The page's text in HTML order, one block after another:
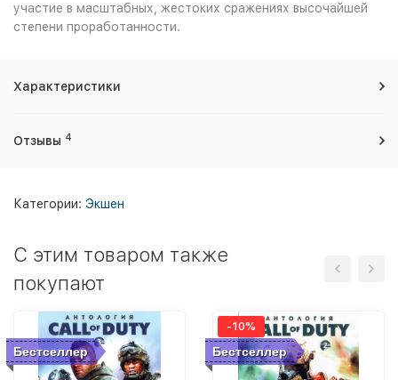
участие в масштабных, жестоких сражениях высочайшей
степени проработанности.
Характеристики
Отзывы 4
Категории: Экшен
C этим товаром также
покупают
Бестселлер Бестселлер
-10%